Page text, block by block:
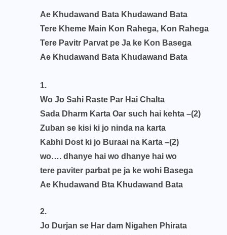
Ae Khudawand Bata Khudawand Bata
Tere Kheme Main Kon Rahega, Kon Rahega
Tere Pavitr Parvat pe Ja ke Kon Basega
Ae Khudawand Bata Khudawand Bata
1.
Wo Jo Sahi Raste Par Hai Chalta
Sada Dharm Karta Oar such hai kehta –(2)
Zuban se kisi ki jo ninda na karta
Kabhi Dost ki jo Buraai na Karta –(2)
wo…. dhanye hai wo dhanye hai wo
tere paviter parbat pe ja ke wohi Basega
Ae Khudawand Bta Khudawand Bata
2.
Jo Durjan se Har dam Nigahen Phirata